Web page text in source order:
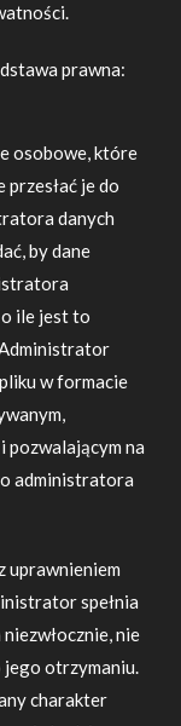
prawna:
osobowe, które
je do
danych
by dane
ile jest to
w formacie
pozwalającym na
administratora
uprawnieniem
spełnia
nie
jego otrzymaniu.
charakter